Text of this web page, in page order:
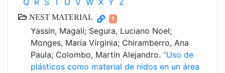
Q R S T U V W X Y Z
NEST MATERIAL 1
Yassin, Magalí; Segura, Luciano Noel;
Monges, María Virginia; Chiramberro, Ana
Paula; Colombo, Martín Alejandro. "Uso de
plásticos como material de nidos en un área